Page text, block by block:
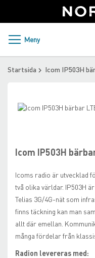
to
Content
PRODUKTER OCH
ÅTERFÖRSÄLJARE
Meny
Startsida Icom IP503H
Icom IP503H
Icoms radio är utvecklad
två olika världar. IP503H
Telias 3G/4G-nät som
finns täckning kan man
allt där emellan.
många fördelar från
Radion levereras med:
Skip
the
gallery
beginning
of
images
gallery